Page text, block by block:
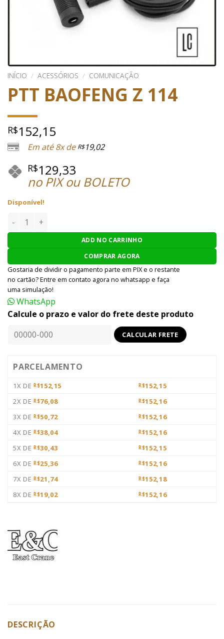
INÍCIO / ACESSÓRIOS / COMUNICAÇÃO
PTT BAOFENG Z 114
R$152,15
Em até 8x de R$19,02
R$129,33
no PIX ou BOLETO
Disponível!
PTT BAOFENG Z 114 quantidade
ADD NO CARRINHO
COMPRAR AGORA
Gostaria de dividir o pagamento parte em PIX e o restante
no cartão? Entre em contato agora no whatsapp e faça
uma simulação!
WhatsApp
Calcule o prazo e valor do frete deste produto
PARCELAMENTO
1X DE R$152,15 R$152,15
2X DE R$76,08 R$152,16
3X DE R$50,72 R$152,16
4X DE R$38,04 R$152,16
5X DE R$30,43 R$152,15
6X DE R$25,36 R$152,16
7X DE R$21,74 R$152,18
8X DE R$19,02 R$152,16
DESCRIÇÃO